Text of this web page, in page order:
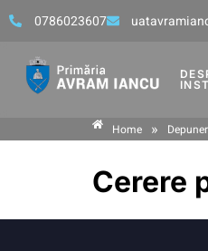
0786023607
Home »
Cerere